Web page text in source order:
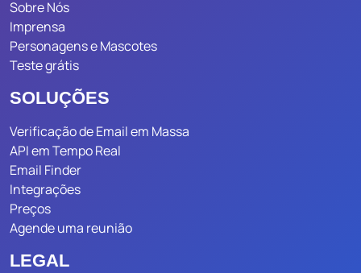
Sobre Nós
Imprensa
Personagens e Mascotes
Teste grátis
SOLUÇÕES
Verificação de Email em Massa
API em Tempo Real
Email Finder
Integrações
Preços
Agende uma reunião
LEGAL